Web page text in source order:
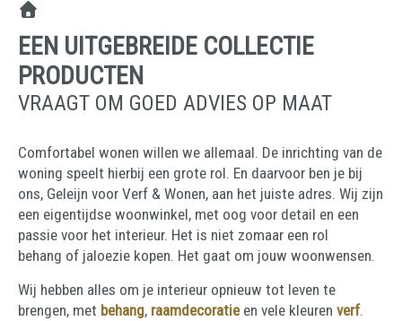
EEN UITGEBREIDE COLLECTIE
PRODUCTEN
VRAAGT OM GOED ADVIES OP MAAT
Comfortabel wonen willen we allemaal. De inrichting van de
woning speelt hierbij een grote rol. En daarvoor ben je bij
ons, Geleijn voor Verf & Wonen, aan het juiste adres. Wij zijn
een eigentijdse woonwinkel, met oog voor detail en een
passie voor het interieur. Het is niet zomaar een rol
behang of jaloezie kopen. Het gaat om jouw woonwensen.
Wij hebben alles om je interieur opnieuw tot leven te
brengen, met behang, raamdecoratie en vele kleuren verf.